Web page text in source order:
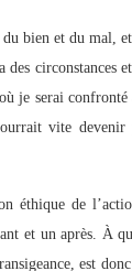
bien et du mal,
circonstances
je serai
vite
éthique de
et un après. À
est